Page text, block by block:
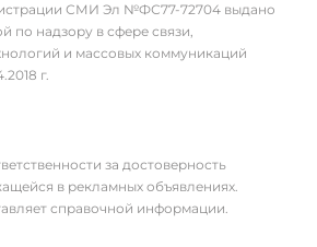
СМИ Эл №ФС77-72704 выдано
по надзору в сфере связи,
и массовых коммуникаций
г.
за достоверность
в рекламных объявлениях.
справочной информации.